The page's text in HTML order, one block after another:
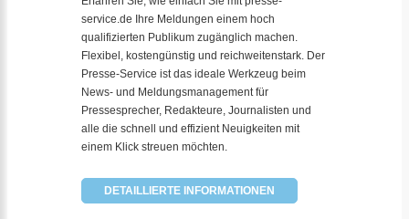
service.de Ihre Meldungen einem hoch
qualifizierten Publikum zugänglich machen.
Flexibel, kostengünstig und reichweitenstark. Der
Presse-Service ist das ideale Werkzeug beim
News- und Meldungsmanagement für
Pressesprecher, Redakteure, Journalisten und
alle die schnell und effizient Neuigkeiten mit
einem Klick streuen möchten.
DETAILLIERTE INFORMATIONEN